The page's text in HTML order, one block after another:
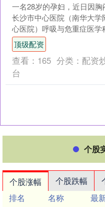
一名28岁的孕妇，近日因胸
长沙市中心医院（南华大学
心医院）呼吸与危重症医学
疗，最终被确诊为肺腺癌并
移。 呼吸与危重症医学科....
顶级配资
查看： 165 分类： 配资
台
个股
个股涨幅 个股跌幅
排名
名称 最